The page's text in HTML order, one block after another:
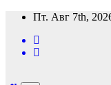
Перейти
содержимому
Пт. Авг 7th,